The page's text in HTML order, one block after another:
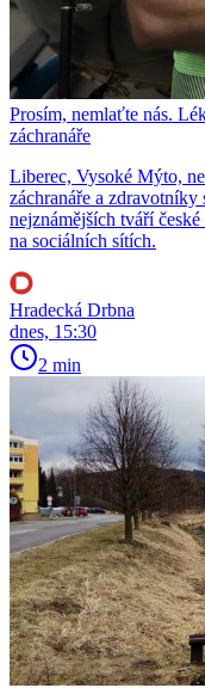
Prosím, nemlaťte nás.
záchranáře
Liberec, Vysoké Mýto,
záchranáře a
nejznámějších tváří
na sociálních sítích.
Hradecká Drbna
dnes, 15:30
2 min